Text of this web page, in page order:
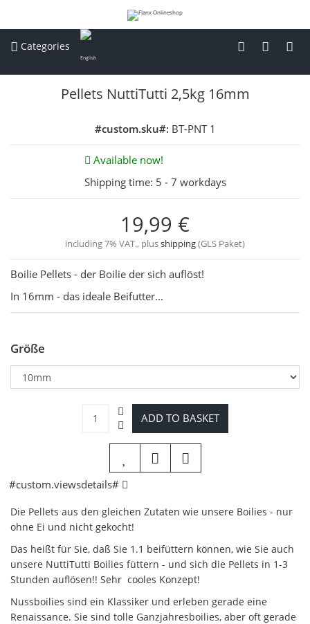
Categories
Pellets NuttiTutti 2,5kg 16mm
#custom.sku#: BT-PNT 1
Available now!
Shipping time: 5 - 7 workdays
19,99 €
including 7% VAT., plusshipping(GLS Paket)
Boilie Pellets - der Boilie der sich auflöst!
In 16mm - das ideale Beifutter...
Größe
ADD TO BASKET
#custom.viewsdetails#
Die Pellets aus den gleichen Zutaten wie unsere Boilies - nur
ohne Ei und nicht gekocht!
Das heißt für Sie, daß Sie 1.1 beifüttern können, wie Sie auch
unsere NuttiTutti Boilies füttern - und sich die Pellets in 1-3
Stunden auflösen!! Sehr cooles Konzept!
Nussboilies sind ein Klassiker und erleben gerade eine
Renaissance. Sie sind tolle Ganzjahresboilies, aber oft gerade